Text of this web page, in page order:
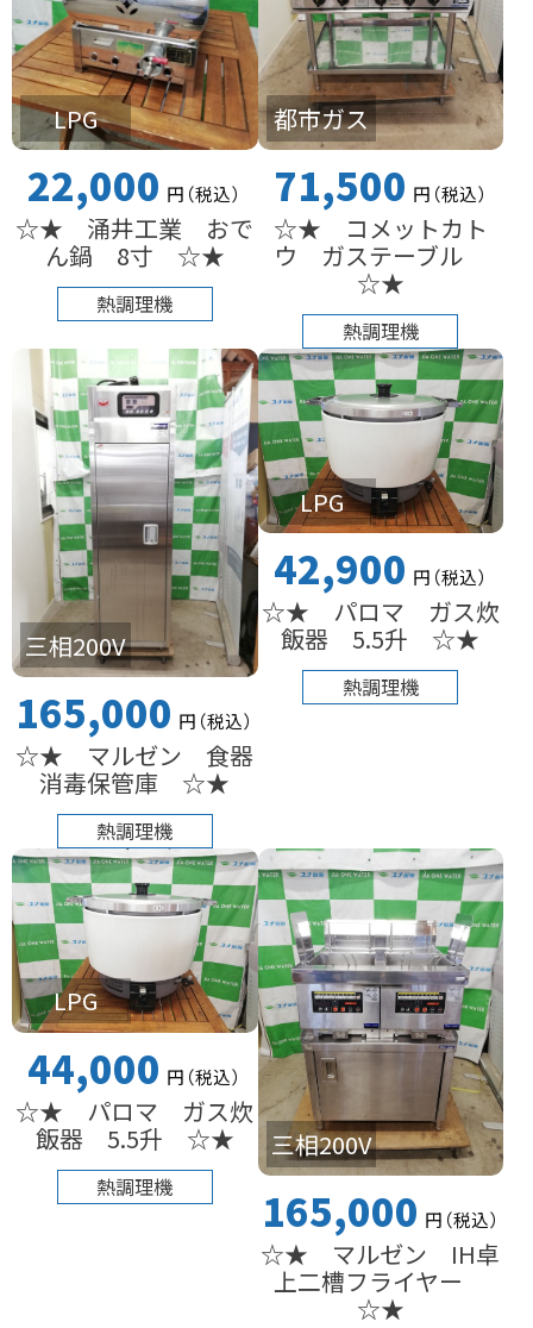
LPG
22,000 円（税込）
☆★ 涌井工業 おで
ん鍋 8寸 ☆★
熱調理機
都市ガス
71,500 円（税込）
☆★ コメットカト
ウ ガステーブル
☆★
熱調理機
三相200V
165,000 円（税込）
☆★ マルゼン 食器
消毒保管庫 ☆★
熱調理機
LPG
42,900 円（税込）
☆★ パロマ ガス炊
飯器 5.5升 ☆★
熱調理機
LPG
44,000 円（税込）
☆★ パロマ ガス炊
飯器 5.5升 ☆★
熱調理機
三相200V
165,000 円（税込）
☆★ マルゼン IH卓
上二槽フライヤー
☆★